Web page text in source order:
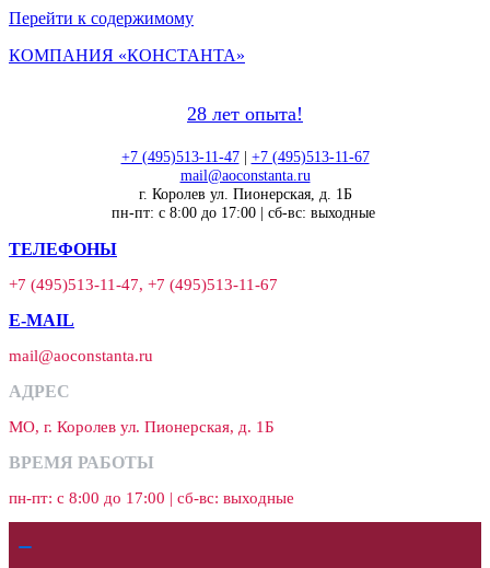
Перейти к содержимому
КОМПАНИЯ «КОНСТАНТА»
28 лет опыта!
+7 (495)513-11-47| +7 (495)513-11-67
mail@aoconstanta.ru
г. Королев ул. Пионерская, д. 1Б
пн-пт: с 8:00 до 17:00 | сб-вс: выходные
ТЕЛЕФОНЫ
+7 (495)513-11-47, +7 (495)513-11-67
E-MAIL
mail@aoconstanta.ru
АДРЕС
МО, г. Королев ул. Пионерская, д. 1Б
ВРЕМЯ РАБОТЫ
пн-пт: с 8:00 до 17:00 | сб-вс: выходные